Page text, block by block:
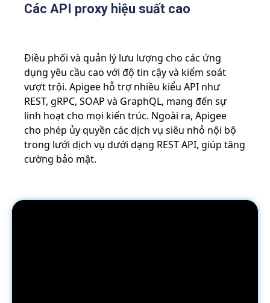
Các API proxy hiệu suất cao
Điều phối và quản lý lưu lượng cho các ứng
dụng yêu cầu cao với độ tin cậy và kiểm soát
vượt trội. Apigee hỗ trợ nhiều kiểu API như
REST, gRPC, SOAP và GraphQL, mang đến sự
linh hoạt cho mọi kiến trúc. Ngoài ra, Apigee
cho phép ủy quyền các dịch vụ siêu nhỏ nội bộ
trong lưới dịch vụ dưới dạng REST API, giúp tăng
cường bảo mật.